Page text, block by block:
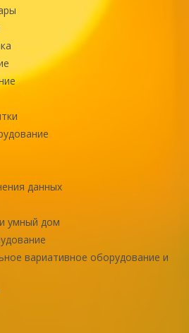
данных
умный дом
вариативное оборудование и